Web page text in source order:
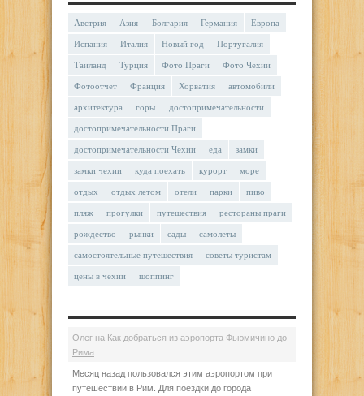
Австрия Азия Болгария Германия Европа
Испания Италия Новый год Португалия
Таиланд Турция Фото Праги Фото Чехии
Фотоотчет Франция Хорватия автомобили
архитектура горы достопримечательности
достопримечательности Праги
достопримечательности Чехии еда замки
замки чехии куда поехать курорт море
отдых отдых летом отели парки пиво
пляж прогулки путешествия рестораны праги
рождество рынки сады самолеты
самостоятельные путешествия советы туристам
цены в чехии шоппинг
Олег на Как добраться из аэропорта Фьюмичино до
Рима
Месяц назад пользовался этим аэропортом при
путешествии в Рим. Для поездки до города